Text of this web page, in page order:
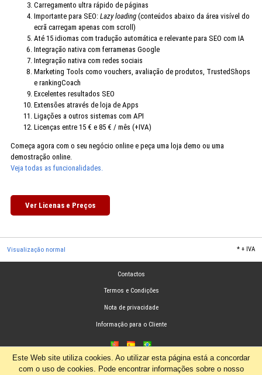
Carregamento ultra rápido de páginas
Importante para SEO: Lazy loading(conteúdos abaixo da área visível do
ecrã carregam apenas com scroll)
Até 15 idiomas com tradução automática e relevante para SEO com IA
Integração nativa com ferramenas Google
Integração nativa com redes sociais
Marketing Tools como vouchers, avaliação de produtos, TrustedShops
e rankingCoach
Excelentes resultados SEO
Extensões através de loja de Apps
Ligações a outros sistemas com API
Licenças entre 15 € e 85 € / mês (+IVA)
Começa agora com o seu negócio online e peça uma loja demo ou uma
demostração online.
Veja todas as funcionalidades.
Ver Licenas e Preços
Visualização normal *+ IVA
Contactos
Termos e Condições
Nota de privacidade
Informação para o Cliente
Este Web site utiliza cookies. Ao utilizar esta página está a concordar
com o uso de cookies. Pode encontrar informações sobre o nosso